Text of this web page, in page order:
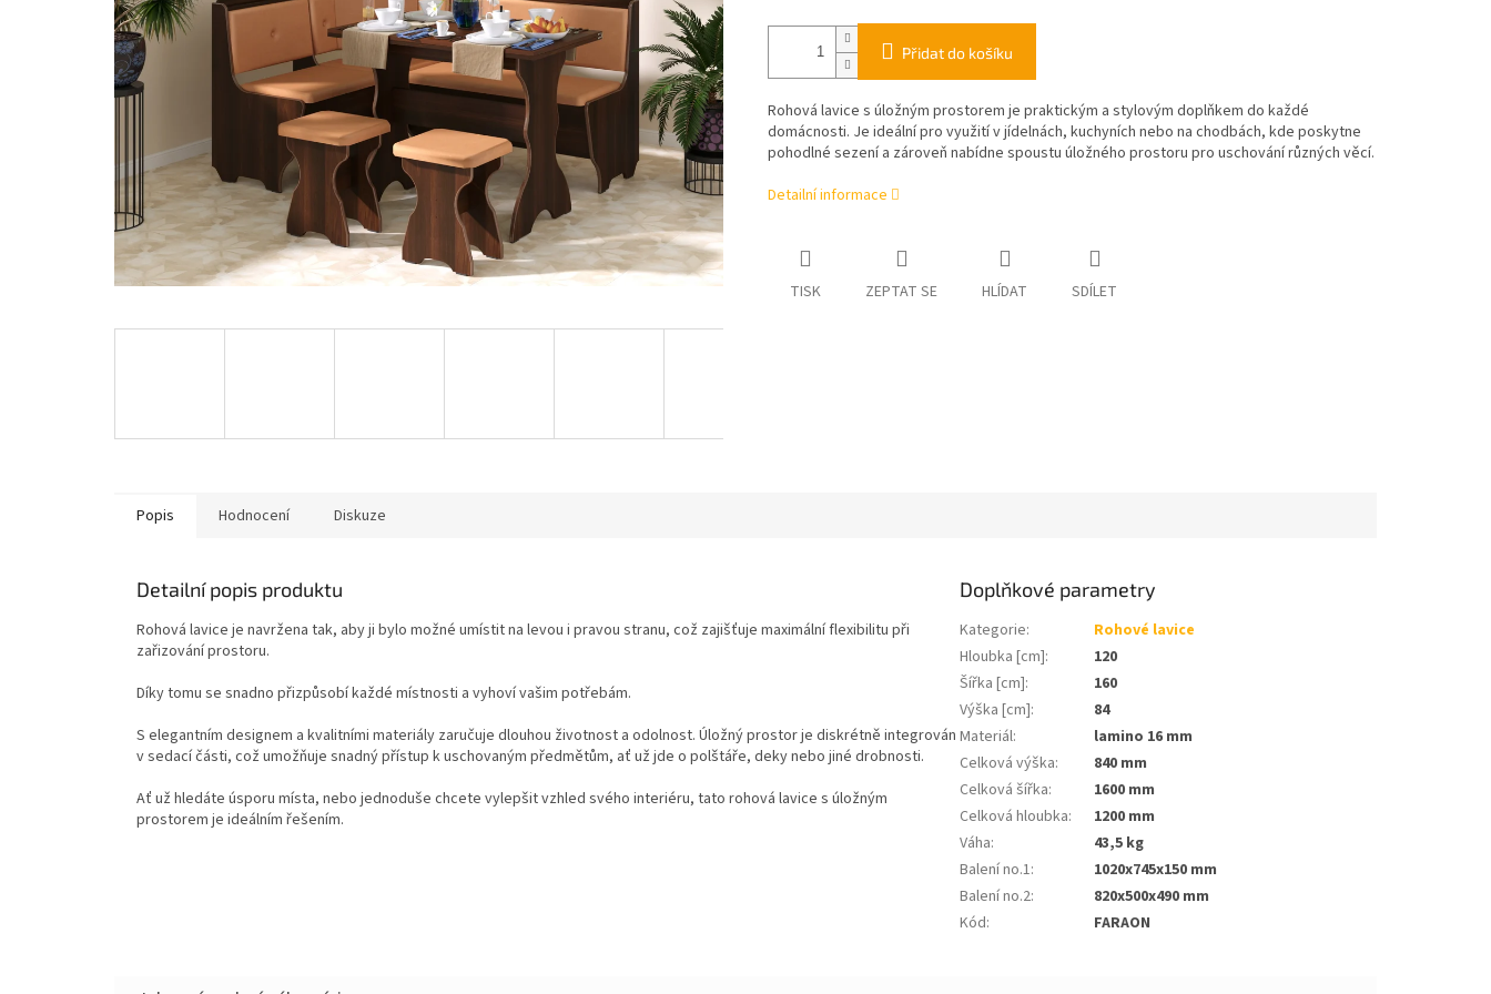
Přidat do košíku
Rohová lavice s úložným prostorem je praktickým a stylovým doplňkem do každé
domácnosti. Je ideální pro využití v jídelnách, kuchyních nebo na chodbách, kde poskytne
pohodlné sezení a zároveň nabídne spoustu úložného prostoru pro uschování různých věcí.
Detailní informace
TISK ZEPTAT SE HLÍDAT SDÍLET
Popis Hodnocení Diskuze
Detailní popis produktu
Rohová lavice je navržena tak, aby ji bylo možné umístit na levou i pravou stranu, což zajišťuje maximální flexibilitu při
zařizování prostoru.
Díky tomu se snadno přizpůsobí každé místnosti a vyhoví vašim potřebám.
S elegantním designem a kvalitními materiály zaručuje dlouhou životnost a odolnost. Úložný prostor je diskrétně integrován
v sedací části, což umožňuje snadný přístup k uschovaným předmětům, ať už jde o polštáře, deky nebo jiné drobnosti.
Ať už hledáte úsporu místa, nebo jednoduše chcete vylepšit vzhled svého interiéru, tato rohová lavice s úložným
prostorem je ideálním řešením.
Doplňkové parametry
Kategorie:
Rohové lavice
Hloubka [cm]:
120
Šířka [cm]:
160
Výška [cm]:
84
Materiál:
lamino 16 mm
Celková výška:
840 mm
Celková šířka:
1600 mm
Celková hloubka:
1200 mm
Váha:
43,5 kg
Balení no.1:
1020x745x150 mm
Balení no.2:
820x500x490 mm
Kód: FARAON